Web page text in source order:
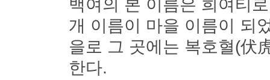
백여의 본 이름은 희여티
개 이름이 마을 이름이 되
을로 그 곳에는 복호혈(伏
한다.